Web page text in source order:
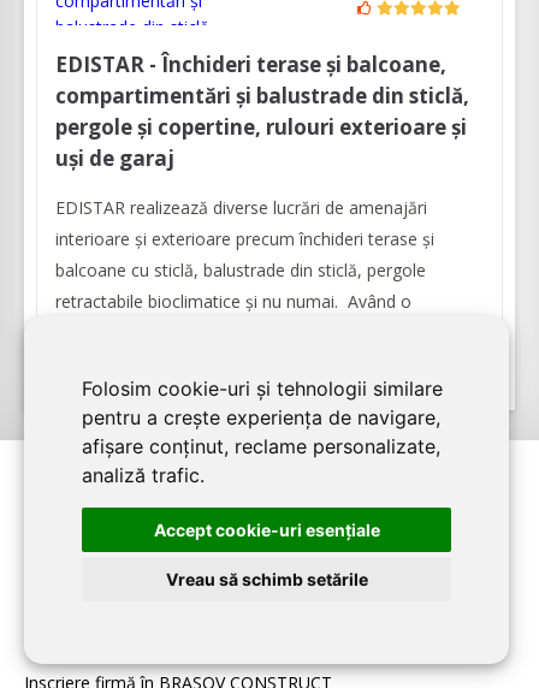
Folosim cookie-uri și tehnologii similare
pentru a crește experiența de navigare,
afișare conținut, reclame personalizate,
analiză trafic.
Accept cookie-uri esenţiale
Vreau să schimb setările
EDISTAR - Închideri terase și balcoane,
compartimentări și balustrade din sticlă,
pergole și copertine, rulouri exterioare și
uși de garaj
EDISTAR realizează diverse lucrări de amenajări
interioare şi exterioare precum închideri terase şi
balcoane cu sticlă, balustrade din sticlă, pergole
retractabile bioclimatice şi nu numai. Având o
PENTRU FIRME:
Inscriere firmă în BRASOV CONSTRUCT